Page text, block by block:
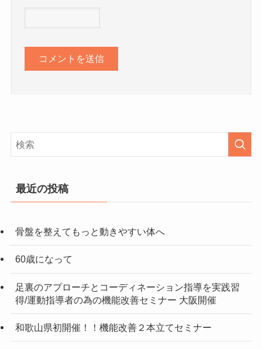
最近の投稿
骨盤を整えてもっと動きやすい体へ
60歳になって
足裏のアプローチとコーディネーション指導を実践習
得/運動指導者の為の機能改善セミナー 大阪開催
和歌山県初開催！！機能改善２本立てセミナー